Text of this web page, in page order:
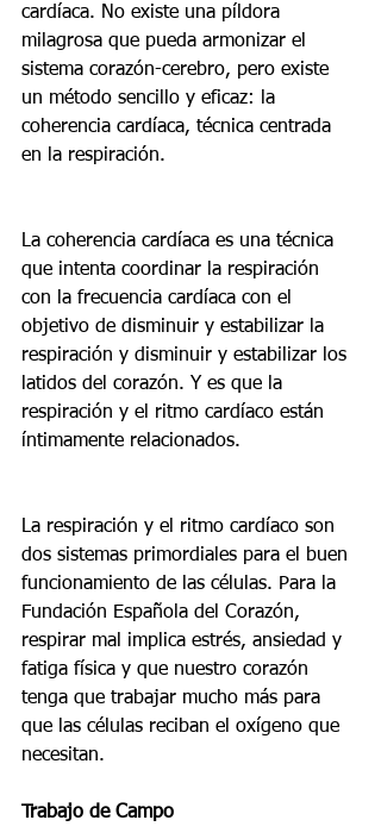
cardíaca. No existe una píldora
milagrosa que pueda armonizar el
sistema corazón-cerebro, pero existe
un método sencillo y eficaz: la
coherencia cardíaca, técnica centrada
en la respiración.
La coherencia cardíaca es una técnica
que intenta coordinar la respiración
con la frecuencia cardíaca con el
objetivo de disminuir y estabilizar la
respiración y disminuir y estabilizar los
latidos del corazón. Y es que la
respiración y el ritmo cardíaco están
íntimamente relacionados.
La respiración y el ritmo cardíaco son
dos sistemas primordiales para el buen
funcionamiento de las células. Para la
Fundación Española del Corazón,
respirar mal implica estrés, ansiedad y
fatiga física y que nuestro corazón
tenga que trabajar mucho más para
que las células reciban el oxígeno que
necesitan.
Trabajo de Campo